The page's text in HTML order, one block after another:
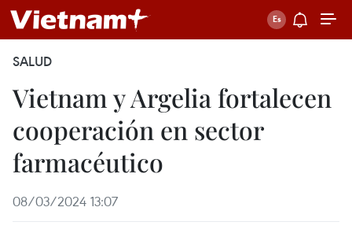
SALUD
Vietnam y Argelia fortalecen
cooperación en sector
farmacéutico
08/03/2024 13:07